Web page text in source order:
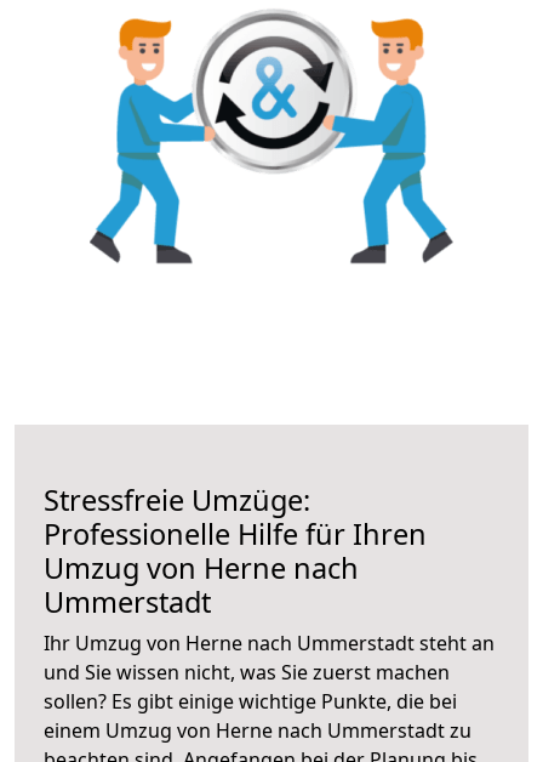
Stressfreie Umzüge:
Professionelle Hilfe für Ihren
Umzug von Herne nach
Ummerstadt
Ihr Umzug von Herne nach Ummerstadt steht an
und Sie wissen nicht, was Sie zuerst machen
sollen? Es gibt einige wichtige Punkte, die bei
einem Umzug von Herne nach Ummerstadt zu